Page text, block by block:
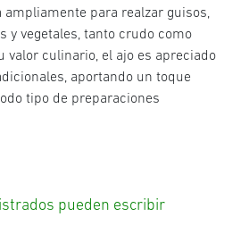
para realzar guisos,
y vegetales, tanto crudo como
valor culinario, el ajo es apreciado
aportando un toque
tipo de preparaciones
pueden escribir